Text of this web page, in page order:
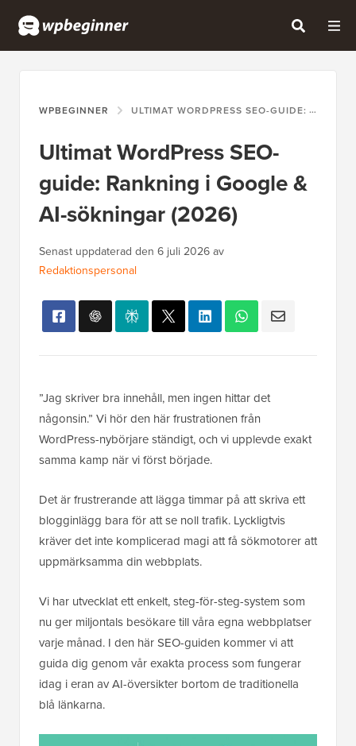
WPBEGINNER ULTIMAT WORDPRESS SEO-GUIDE: RANKNING I GOOGLE & AI-SÖKNINGAR (2026)
Ultimat WordPress SEO-
guide: Rankning i Google &
AI-sökningar (2026)
Senast uppdaterad den 6 juli 2026av
Redaktionspersonal
”Jag skriver bra innehåll, men ingen hittar det
någonsin.” Vi hör den här frustrationen från
WordPress-nybörjare ständigt, och vi upplevde exakt
samma kamp när vi först började.
Det är frustrerande att lägga timmar på att skriva ett
blogginlägg bara för att se noll trafik. Lyckligtvis
kräver det inte komplicerad magi att få sökmotorer att
uppmärksamma din webbplats.
Vi har utvecklat ett enkelt, steg-för-steg-system som
nu ger miljontals besökare till våra egna webbplatser
varje månad. I den här SEO-guiden kommer vi att
guida dig genom vår exakta process som fungerar
idag i eran av AI-översikter bortom de traditionella
blå länkarna.